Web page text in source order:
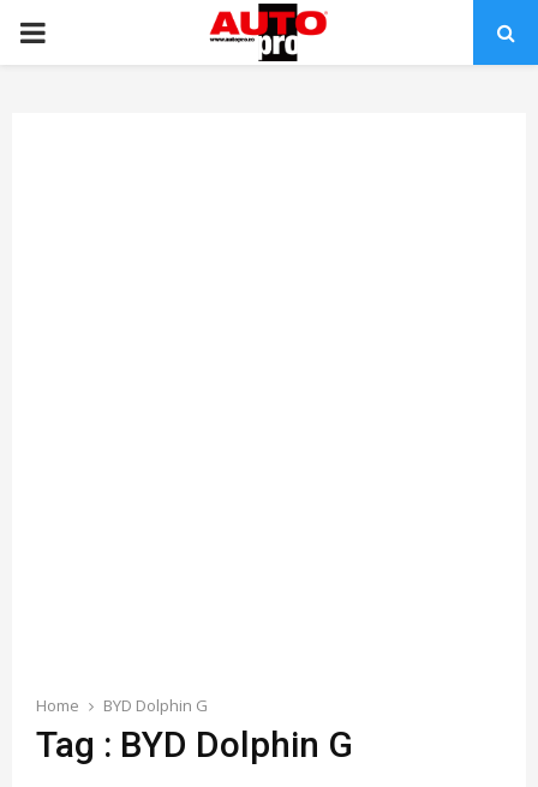
PRIMARY
Home BYD Dolphin G
Tag : BYD Dolphin G